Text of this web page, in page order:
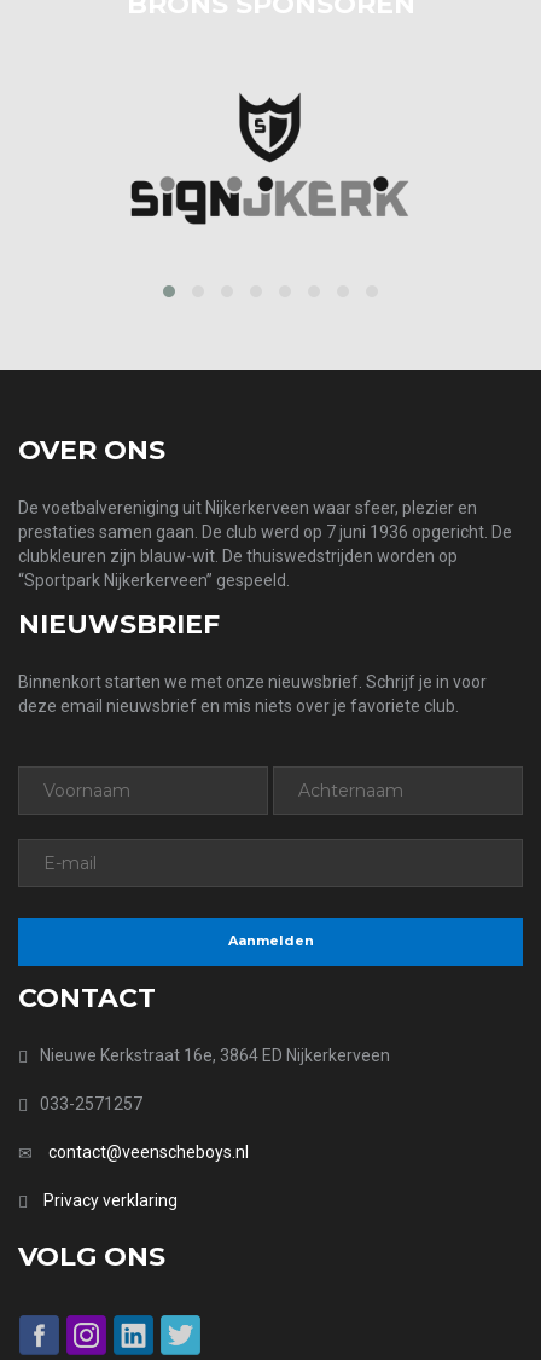
OVER ONS
De voetbalvereniging uit Nijkerkerveen waar sfeer, plezier en
prestaties samen gaan. De club werd op 7 juni 1936 opgericht. De
clubkleuren zijn blauw-wit. De thuiswedstrijden worden op
“Sportpark Nijkerkerveen” gespeeld.
NIEUWSBRIEF
Binnenkort starten we met onze nieuwsbrief. Schrijf je in voor
deze email nieuwsbrief en mis niets over je favoriete club.
CONTACT
Nieuwe Kerkstraat 16e, 3864 ED Nijkerkerveen
033-2571257
contact@veenscheboys.nl
Privacy verklaring
VOLG ONS